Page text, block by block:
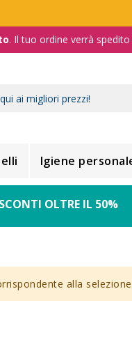
. Il tuo ordine verrà
Igiene
OLTRE IL 50%
alla